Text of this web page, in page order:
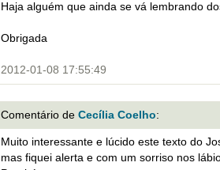
Haja alguém que ainda se vá lembrando
Obrigada
2012-01-08 17:55:49
Comentário de Cecília Coelho:
Muito interessante e lúcido este texto do
mas fiquei alerta e com um sorriso nos